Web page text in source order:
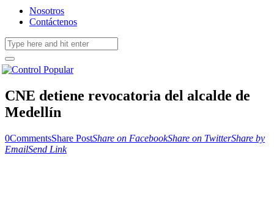
Nosotros
Contáctenos
CNE detiene revocatoria del alcalde de
Medellín
0CommentsShare PostShare on FacebookShare on TwitterShare by
EmailSend Link